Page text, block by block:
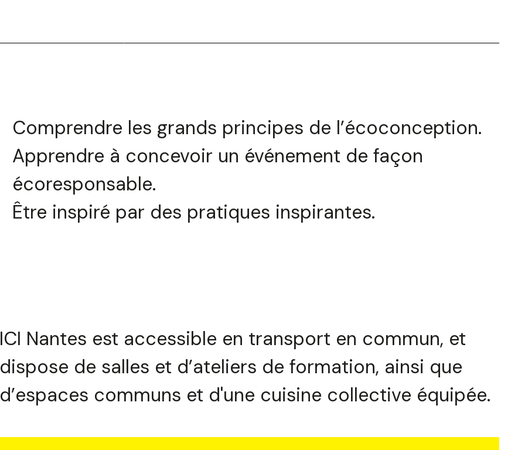
Comprendre les grands principes de l’écoconception.
Apprendre à concevoir un événement de façon
écoresponsable.
Être inspiré par des pratiques inspirantes.
ICI Nantes est accessible en transport en commun, et
dispose de salles et d’ateliers de formation, ainsi que
d’espaces communs et d'une cuisine collective équipée.